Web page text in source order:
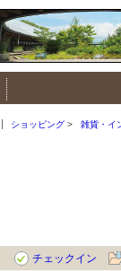
ショッピング 雑貨・イ
チェックイン